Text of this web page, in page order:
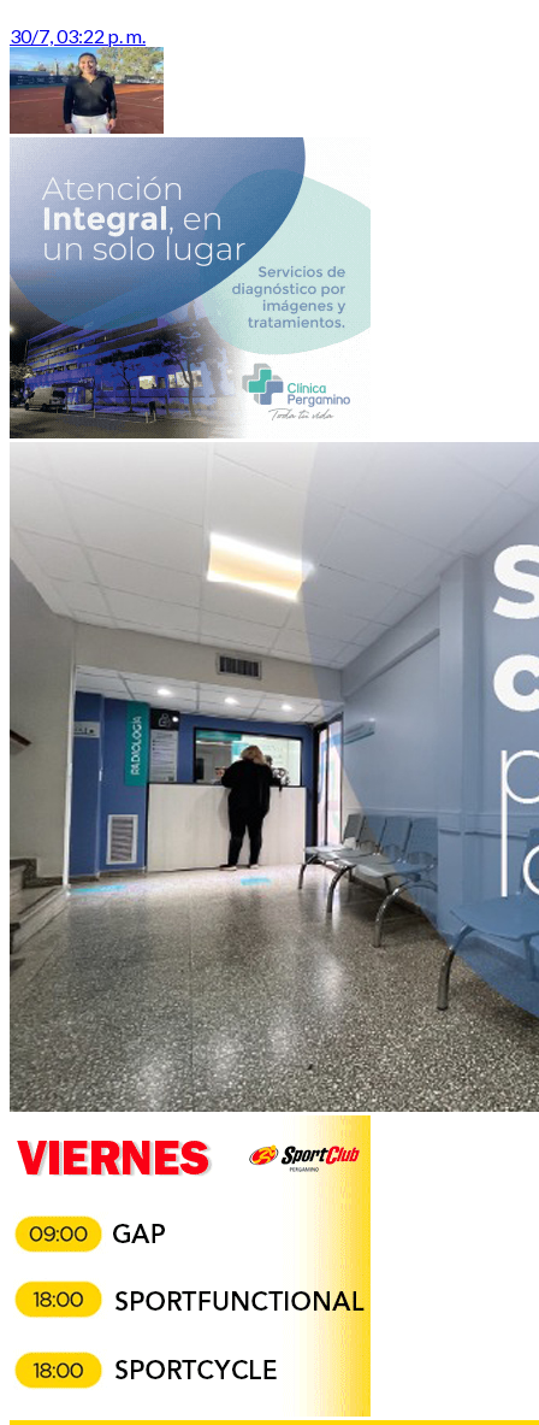
30/7, 03:22 p. m.